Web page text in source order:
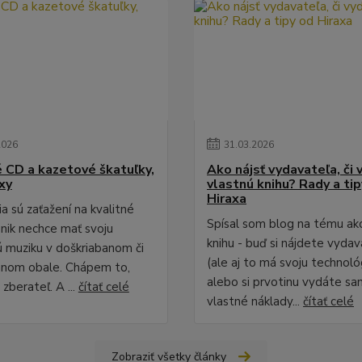
a kazetové škatuľky,
sú zaťažení na kvalitné
nechce mať svoju
v doškriabanom či
obale. Chápem to,
A ... čítať celé
31.03.2026
Ako nájsť vydavateľa, či
vlastnú knihu? Rady a
Hiraxa
Spísal som blog na tému
knihu - buď si nájdete
(ale aj to má svoju
alebo si prvotinu vydáte
vlastné náklady... čítať celé
Zobraziť všetky články